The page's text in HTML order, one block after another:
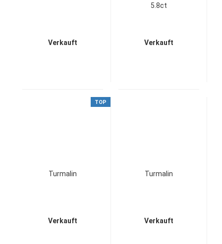
Verkauft
5.8ct
Verkauft
TOP
Turmalin
Verkauft
Turmalin
Verkauft